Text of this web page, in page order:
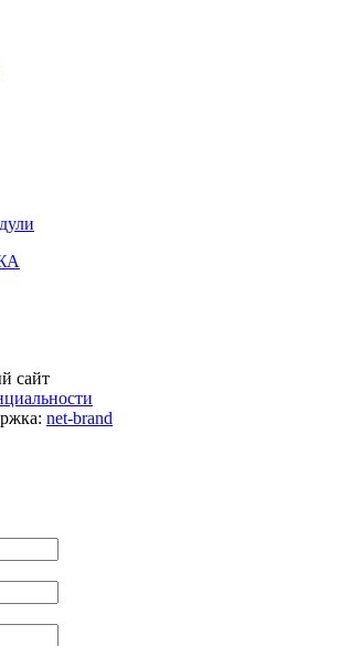
сайт
net-brand